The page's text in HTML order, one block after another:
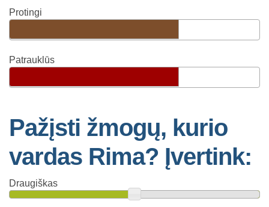
Protingi
Patrauklūs
Pažįsti žmogų, kurio
vardas Rima? Įvertink:
Draugiškas